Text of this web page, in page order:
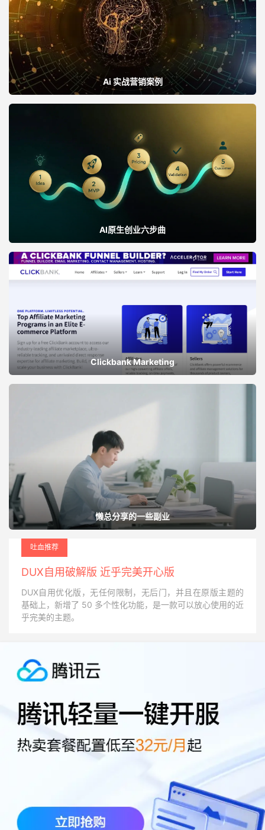
Ai 实战营销案例
AI原生创业六步曲
Clickbank Marketing
懒总分享的一些副业
吐血推荐
DUX自用破解版 近乎完美开心版
DUX自用优化版，无任何限制，无后门，并且在原版主题的
基础上，新增了 50 多个性化功能，是一款可以放心使用的近
乎完美的主题。